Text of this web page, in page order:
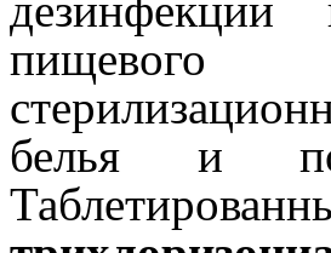
пищевого
белья и